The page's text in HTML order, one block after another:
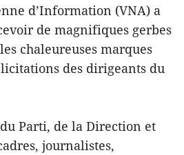
d’Information (VNA) a
de magnifiques gerbes
chaleureuses marques
des dirigeants du
Parti, de la Direction et
journalistes,